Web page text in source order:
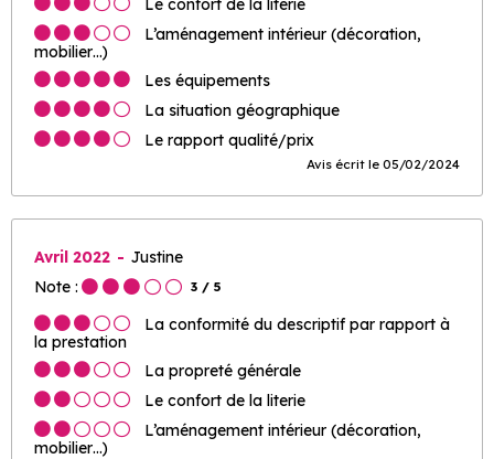
Le confort de la literie
L’aménagement intérieur (décoration,
mobilier…)
Les équipements
La situation géographique
Le rapport qualité/prix
Avis écrit le 05/02/2024
Avril 2022
Justine
Note :
3 / 5
La conformité du descriptif par rapport à
la prestation
La propreté générale
Le confort de la literie
L’aménagement intérieur (décoration,
mobilier…)